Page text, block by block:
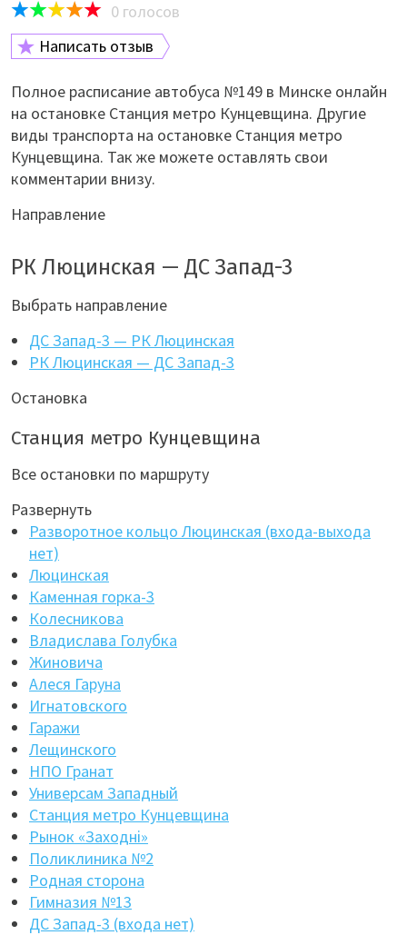
0 голосов
Написать отзыв
Полное расписание автобуса №149 в Минске онлайн
на остановке Станция метро Кунцевщина. Другие
виды транспорта на остановке Станция метро
Кунцевщина. Так же можете оставлять свои
комментарии внизу.
Направление
РК Люцинская — ДС Запад-3
Выбрать направление
ДС Запад-3 — РК Люцинская
РК Люцинская — ДС Запад-3
Остановка
Станция метро Кунцевщина
Все остановки по маршруту
Развернуть
Разворотное кольцо Люцинская (входа-выхода
нет)
Люцинская
Каменная горка-3
Колесникова
Владислава Голубка
Жиновича
Алеся Гаруна
Игнатовского
Гаражи
Лещинского
НПО Гранат
Универсам Западный
Станция метро Кунцевщина
Рынок «Заходнi»
Поликлиника №2
Родная сторона
Гимназия №13
ДС Запад-3 (входа нет)